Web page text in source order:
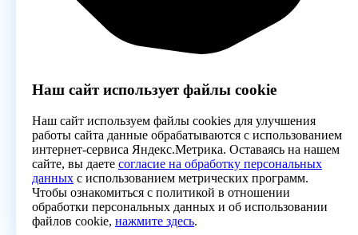
Наш сайт использует файлы cookie
Наш сайт используем файлы cookies для улучшения
работы сайта данные обрабатываются с использованием
интернет-сервиса Яндекс.Метрика. Оставаясь на нашем
сайте, вы даете согласие на обработку персональных
данных с использованием метрических программ.
Чтобы ознакомиться с политикой в отношении
обработки персональных данных и об использовании
файлов cookie, нажмите здесь.